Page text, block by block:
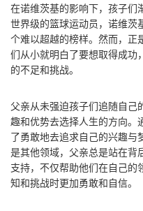
在诺维茨基的影响下，孩子们
世界级的篮球运动员，诺维茨
个难以超越的榜样。然而，正
们从小就明白了要想取得成功
的不足和挑战。
父亲从未强迫孩子们追随自
趣和优势去选择人生的方向。
了勇敢地去追求自己的兴趣与
是其他领域，父亲总是站在背
支持，不仅帮助他们在自己
知和挑战时更加勇敢和自信。